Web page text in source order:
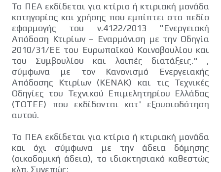
Το ΠΕΑ εκδίδεται για κτίριο ή κτιριακή μονάδα
κατηγορίας και χρήσης που εμπίπτει στο πεδίο
εφαρμογής του ν.4122/2013 "Ενεργειακή
Απόδοση Κτιρίων – Εναρμόνιση με την Οδηγία
2010/31/ΕΕ του Ευρωπαϊκού Κοινοβουλίου και
του Συμβουλίου και λοιπές διατάξεις." ,
σύμφωνα με τον Κανονισμό Ενεργειακής
Απόδοσης Κτιρίων (ΚΕΝΑΚ) και τις Τεχνικές
Οδηγίες του Τεχνικού Επιμελητηρίου Ελλάδας
(ΤΟΤΕΕ) που εκδίδονται κατ' εξουσιοδότηση
αυτού.
Το ΠΕΑ εκδίδεται για κτίριο ή κτιριακή μονάδα
και όχι σύμφωνα με την άδεια δόμησης
(οικοδομική άδεια), το ιδιοκτησιακό καθεστώς
κλπ. Συνεπώς: